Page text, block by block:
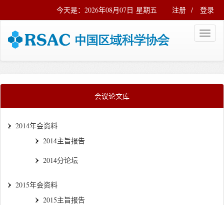
注册 / 登录
今天是：2026年08月07日 星期五
会议论文库
2014年会资料
2014主旨报告
2014分论坛
2015年会资料
2015主旨报告